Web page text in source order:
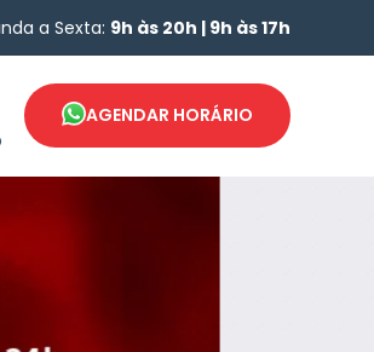
a Sexta: 9h às 20h | 9h às 17h
AGENDAR HORÁRIO